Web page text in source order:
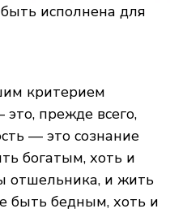
исполнена для
критерием
прежде всего,
— это сознание
богатым, хоть и
отшельника, и жить
быть бедным, хоть и